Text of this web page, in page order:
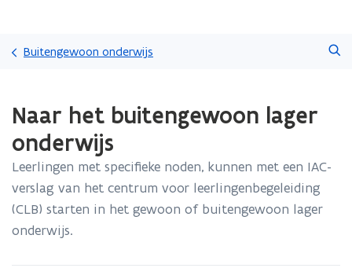
gaan
Buitengewoon onderwijs
met
laden.
bevindt
zich
op:
Naar
het
buitengewoon
Naar het buitengewoon lager
onderwijs
Leerlingen met specifieke noden, kunnen met een IAC-
verslag van het centrum voor leerlingenbegeleiding
(CLB) starten in het gewoon of buitengewoon lager
onderwijs.